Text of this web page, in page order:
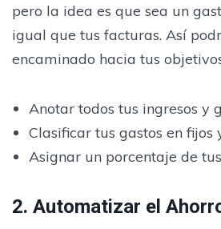
pero la idea es que sea un
igual que tus facturas. Así
encaminado hacia tus
Anotar todos tus ingresos y
Clasificar tus gastos en fijos
Asignar un porcentaje de
2. Automatizar el